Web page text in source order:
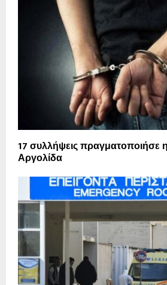
17 συλλήψεις πραγματοποιήσε
Αργολίδα